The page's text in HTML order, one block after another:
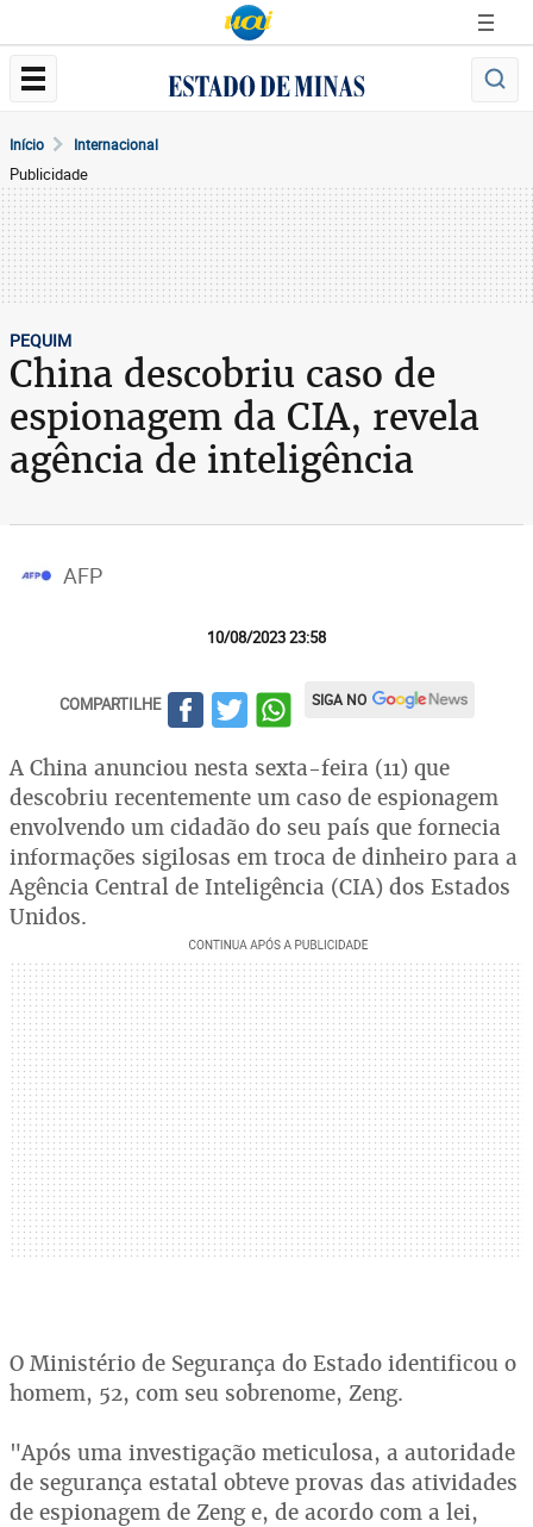
Início Internacional
Publicidade
PEQUIM
China descobriu caso de
espionagem da CIA, revela
agência de inteligência
AFP
10/08/2023 23:58
COMPARTILHE SIGA NO
A China anunciou nesta sexta-feira (11) que
descobriu recentemente um caso de espionagem
envolvendo um cidadão do seu país que fornecia
informações sigilosas em troca de dinheiro para a
Agência Central de Inteligência (CIA) dos Estados
Unidos.
O Ministério de Segurança do Estado identificou o
homem, 52, com seu sobrenome, Zeng.
"Após uma investigação meticulosa, a autoridade
de segurança estatal obteve provas das atividades
de espionagem de Zeng e, de acordo com a lei,